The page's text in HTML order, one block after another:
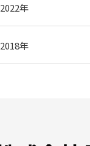
2022年
2018年